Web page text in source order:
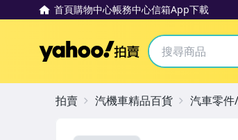
首頁購物中心帳務中心信箱App下載
Yahoo拍賣
拍賣 汽機車精品百貨 汽車零